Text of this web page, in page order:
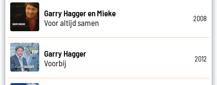
Garry Hagger en Mieke
Voor altijd samen
2008
Garry Hagger
Voorbij
2012